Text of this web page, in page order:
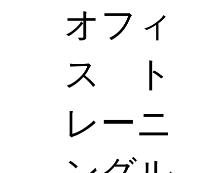
オフィ
ス ト
レーニ